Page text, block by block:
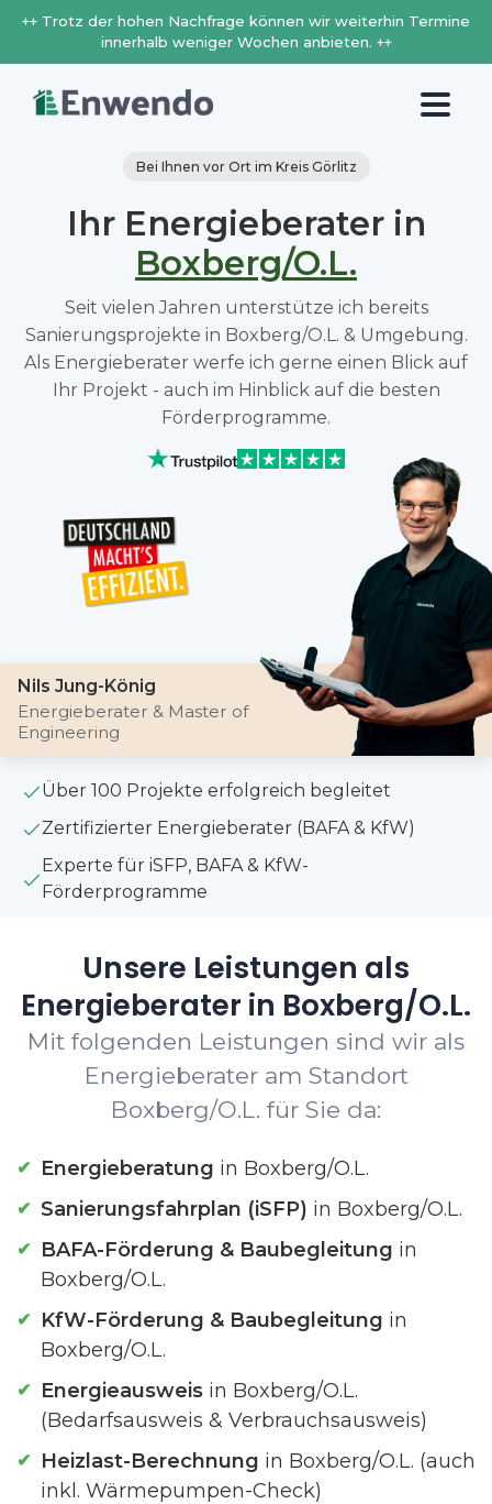
++ Trotz der hohen Nachfrage können wir weiterhin Termine
innerhalb weniger Wochen anbieten. ++
Bei Ihnen vor Ort im Kreis Görlitz
Ihr Energieberater in
Boxberg/O.L.
Seit vielen Jahren unterstütze ich bereits
Sanierungsprojekte in Boxberg/O.L. & Umgebung.
Als Energieberater werfe ich gerne einen Blick auf
Ihr Projekt - auch im Hinblick auf die besten
Förderprogramme.
Nils Jung-König
Energieberater & Master of
Engineering
Über 100 Projekte erfolgreich begleitet
Zertifizierter Energieberater (BAFA & KfW)
Experte für iSFP, BAFA & KfW-
Förderprogramme
Unsere Leistungen als
Energieberater in Boxberg/O.L.
Mit folgenden Leistungen sind wir als
Energieberater am Standort
Boxberg/O.L. für Sie da:
Energieberatung in Boxberg/O.L.
Sanierungsfahrplan (iSFP) in Boxberg/O.L.
BAFA-Förderung & Baubegleitung in
Boxberg/O.L.
KfW-Förderung & Baubegleitung in
Boxberg/O.L.
Energieausweis in Boxberg/O.L.
(Bedarfsausweis & Verbrauchsausweis)
Heizlast-Berechnung in Boxberg/O.L. (auch
inkl. Wärmepumpen-Check)